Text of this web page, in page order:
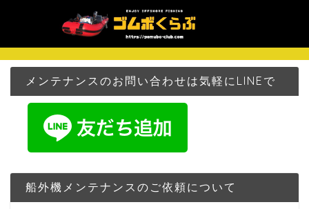
メンテナンスのお問い合わせは気軽にLINEで
船外機メンテナンスのご依頼について